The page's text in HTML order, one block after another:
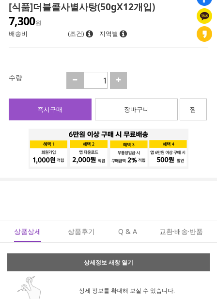
[식품]더블콜사별사탕(50gX12개입)
7,300원
배송비
(조건) 지역별
수량
즉시구매 장바구니 찜
상품상세 상품후기 Q & A 교환·배송·반품
상세정보 새창 열기
상세 정보를 확대해 보실 수 있습니다.